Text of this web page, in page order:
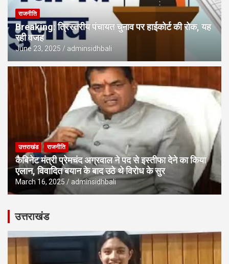
राजनीति
Breaking: त्रिस्तरीय पंचायत चुनाव पर हाईकोर्ट की रोक, यह
रही वजह
June 23, 2025 adminsidhbali
उत्तराखंड राजनीति
कैबिनेट मंत्री प्रेमचंद अग्रवाल ने पद से इस्तीफा देने का किया
एलान, विवादित बयान के बाद उठे थे विरोध के सुर
March 16, 2025 adminsidhbali
उत्तराखंड